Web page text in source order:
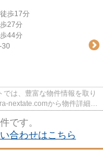
徒歩17分
27分
44分
30
は、豊富な物件情報を取り
nextate.comから物件詳細を
です。
合わせはこちら